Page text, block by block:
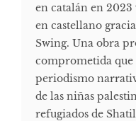
en catalán en
en castellano
Swing. Una obra
comprometida que
periodismo
de las niñas
refugiados de